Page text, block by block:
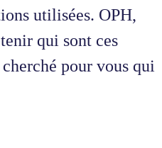
utilisées. OPH,
qui sont ces
pour vous qui